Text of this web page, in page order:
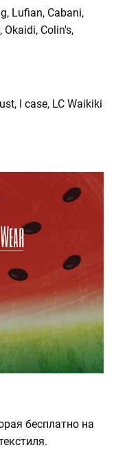
Lufian, Cabani,
Okaidi, Colin's,
I case, LC Waikiki
бесплатно на